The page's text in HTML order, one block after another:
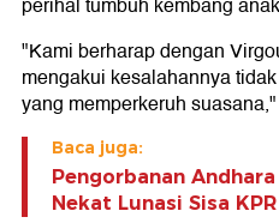
"Kami berharap dengan
mengakui kesalahannya
yang memperkeruh
Baca juga:
Pengorbanan
Nekat Lunasi Sisa KPR